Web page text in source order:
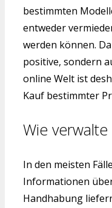
bestimmten
entweder
werden können.
positive, sondern
online Welt ist
Kauf bestimmter
Wie verwalte
In den meisten
Informationen
Handhabung